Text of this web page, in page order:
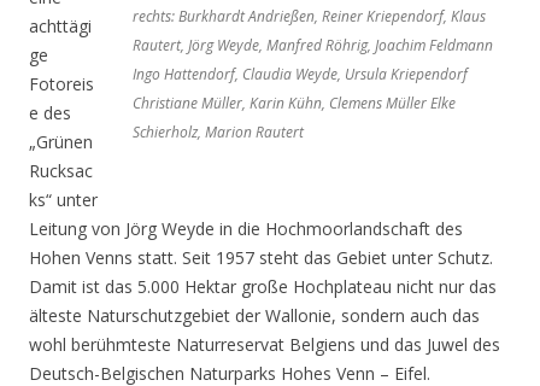
rechts: Burkhardt Andrießen, Reiner Kriependorf, Klaus
Rautert, Jörg Weyde, Manfred Röhrig, Joachim Feldmann
Ingo Hattendorf, Claudia Weyde, Ursula Kriependorf
Christiane Müller, Karin Kühn, Clemens Müller Elke
Schierholz, Marion Rautert
achttägi
ge
Fotoreis
e des
„Grünen
Rucksac
ks“ unter
Leitung von Jörg Weyde in die Hochmoorlandschaft des
Hohen Venns statt. Seit 1957 steht das Gebiet unter Schutz.
Damit ist das 5.000 Hektar große Hochplateau nicht nur das
älteste Naturschutzgebiet der Wallonie, sondern auch das
wohl berühmteste Naturreservat Belgiens und das Juwel des
Deutsch-Belgischen Naturparks Hohes Venn – Eifel.